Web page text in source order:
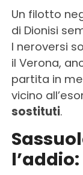
Un filotto
di Dionisi
I neroversi
il Verona,
partita in
vicino
sostituti.